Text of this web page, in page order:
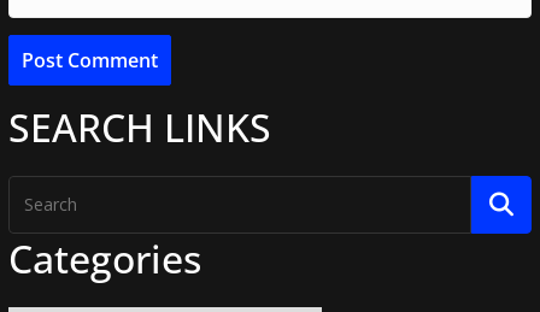
SEARCH LINKS
Categories